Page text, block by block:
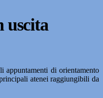
uscita
appuntamenti di orientamento
atenei raggiungibili da